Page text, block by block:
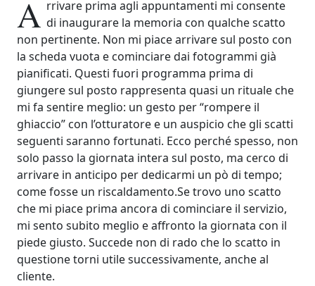
A rrivare prima agli appuntamenti mi consente
di inaugurare la memoria con qualche scatto
non pertinente. Non mi piace arrivare sul posto con
la scheda vuota e cominciare dai fotogrammi già
pianificati. Questi fuori programma prima di
giungere sul posto rappresenta quasi un rituale che
mi fa sentire meglio: un gesto per “rompere il
ghiaccio” con l’otturatore e un auspicio che gli scatti
seguenti saranno fortunati. Ecco perché spesso, non
solo passo la giornata intera sul posto, ma cerco di
arrivare in anticipo per dedicarmi un pò di tempo;
come fosse un riscaldamento.Se trovo uno scatto
che mi piace prima ancora di cominciare il servizio,
mi sento subito meglio e affronto la giornata con il
piede giusto. Succede non di rado che lo scatto in
questione torni utile successivamente, anche al
cliente.